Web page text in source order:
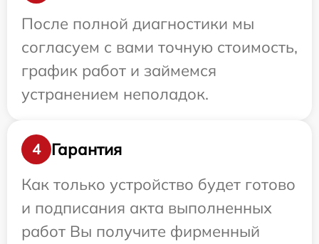
После полной диагностики мы
согласуем с вами точную стоимость,
график работ и займемся
устранением неполадок.
4
Гарантия
Как только устройство будет готово
и подписания акта выполненных
работ Вы получите фирменный